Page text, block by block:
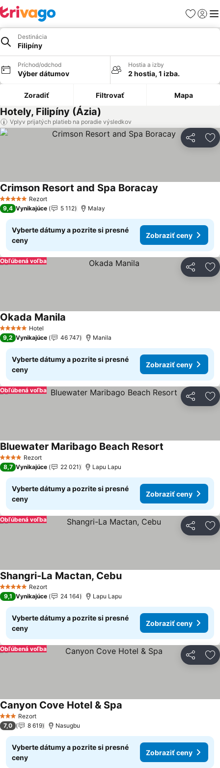
Obľúbené
Destinácia
Filipíny
Príchod/odchod
Výber dátumov
Hostia a izby
2 hostia, 1 izba.
Zoradiť Filtrovať Mapa
Hotely, Filipíny (Ázia)
Vplyv prijatých platieb na poradie výsledkov
Zdieľať
5 Počet hviezdičiek
Rezort
Crimson Resort and Spa Boracay
9,4 Vynikajúce 5 112 Malay
Vyberte dátumy a pozrite si presné
ceny
Zobraziť ceny
Zdieľať
Obľúbená voľba
5 Počet hviezdičiek
Hotel
Okada Manila
9,2 Vynikajúce 46 747 Manila
Vyberte dátumy a pozrite si presné
ceny
Zobraziť ceny
Zdieľať
Obľúbená voľba
4 Počet hviezdičiek
Rezort
Bluewater Maribago Beach Resort
8,7 Vynikajúce 22 021 Lapu Lapu
Vyberte dátumy a pozrite si presné
ceny
Zobraziť ceny
Zdieľať
Obľúbená voľba
5 Počet hviezdičiek
Rezort
Shangri-La Mactan, CebuZobraziť ceny
9,1 Vynikajúce 24 164 Lapu Lapu
Vyberte dátumy a pozrite si presné
ceny
Zobraziť ceny
Zdieľať
Obľúbená voľba
3 Počet hviezdičiek
Rezort
Canyon Cove Hotel & Spa
7,0 8 619 Nasugbu
Vyberte dátumy a pozrite si presné
ceny
Zobraziť ceny